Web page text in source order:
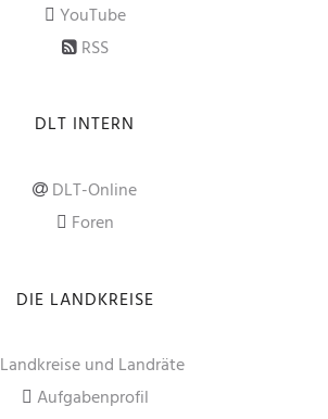
YouTube
RSS
DLT INTERN
DLT-Online
Foren
DIE LANDKREISE
Landkreise und Landräte
Aufgabenprofil